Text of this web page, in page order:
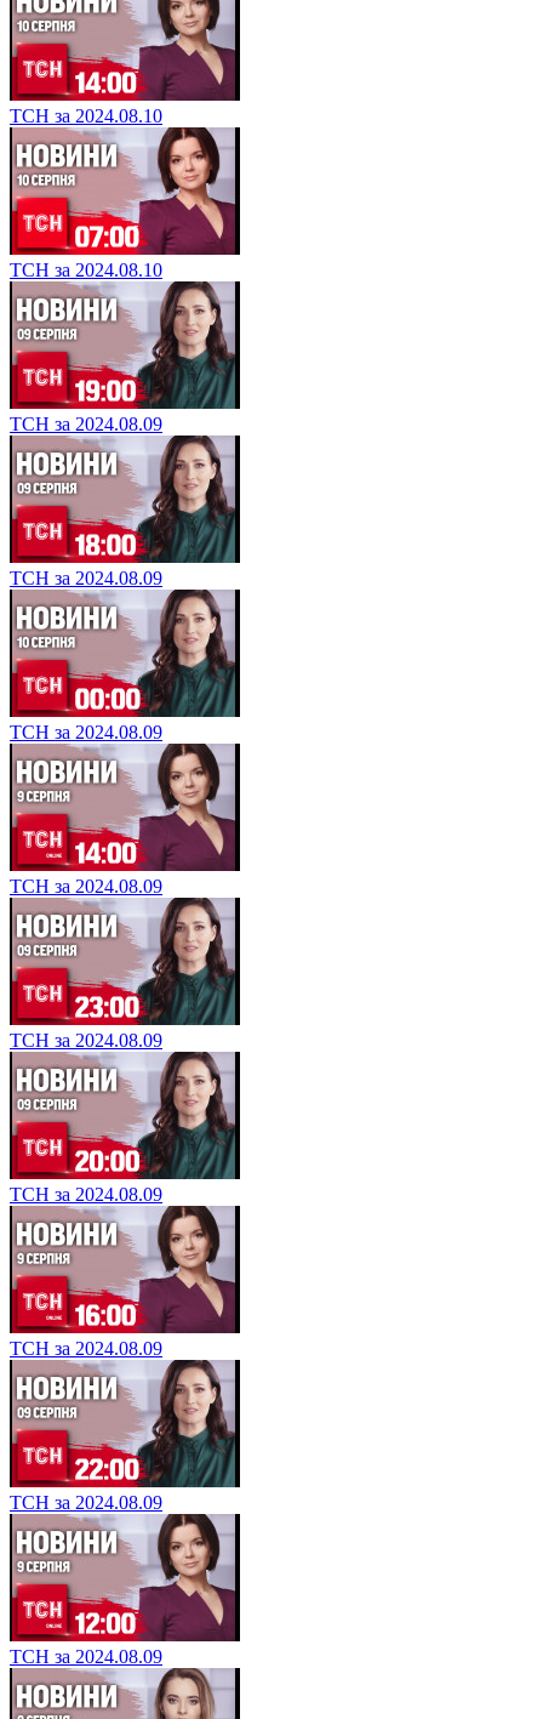
ТСН за 2024.08.10
ТСН за 2024.08.10
ТСН за 2024.08.09
ТСН за 2024.08.09
ТСН за 2024.08.09
ТСН за 2024.08.09
ТСН за 2024.08.09
ТСН за 2024.08.09
ТСН за 2024.08.09
ТСН за 2024.08.09
ТСН за 2024.08.09